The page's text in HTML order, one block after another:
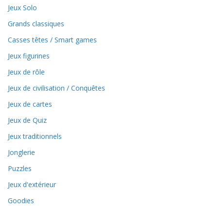
Jeux Solo
Grands classiques
Casses têtes / Smart games
Jeux figurines
Jeux de rôle
Jeux de civilisation / Conquêtes
Jeux de cartes
Jeux de Quiz
Jeux traditionnels
Jonglerie
Puzzles
Jeux d'extérieur
Goodies